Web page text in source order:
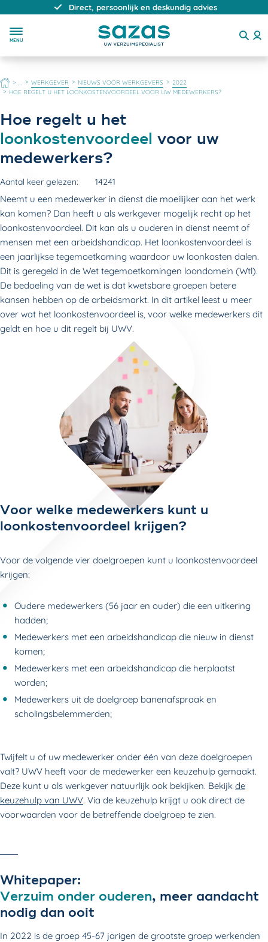
Direct, persoonlijk en deskundig advies
MENU
HOME WERKGEVER NIEUWS VOOR WERKGEVERS
2022
HOE REGELT U HET LOONKOSTENVOORDEEL VOOR UW MEDEWERKERS?
Hoe regelt u het
loonkostenvoordeel voor uw
medewerkers?
Aantal keer gelezen: 14241
Neemt u een medewerker in dienst die moeilijker aan het werk
kan komen? Dan heeft u als werkgever mogelijk recht op het
loonkostenvoordeel. Dit kan als u ouderen in dienst neemt of
mensen met een arbeidshandicap. Het loonkostenvoordeel is
een jaarlijkse tegemoetkoming waardoor uw loonkosten dalen.
Dit is geregeld in de Wet tegemoetkomingen loondomein (Wtl).
De bedoeling van de wet is dat kwetsbare groepen betere
kansen hebben op de arbeidsmarkt. In dit artikel leest u meer
over wat het loonkostenvoordeel is, voor welke medewerkers dit
geldt en hoe u dit regelt bij UWV.
Voor welke medewerkers kunt u
loonkostenvoordeel krijgen?
Voor de volgende vier doelgroepen kunt u loonkostenvoordeel
krijgen:
Oudere medewerkers (56 jaar en ouder) die een uitkering
hadden;
Medewerkers met een arbeidshandicap die nieuw in dienst
komen;
Medewerkers met een arbeidshandicap die herplaatst
worden;
Medewerkers uit de doelgroep banenafspraak en
scholingsbelemmerden;
Twijfelt u of uw medewerker onder één van deze doelgroepen
valt? UWV heeft voor de medewerker een keuzehulp gemaakt.
Deze kunt u als werkgever natuurlijk ook bekijken. Bekijk de
keuzehulp van UWV. Via de keuzehulp krijgt u ook direct de
voorwaarden voor de betreffende doelgroep te zien.
Whitepaper:
Verzuim onder ouderen, meer aandacht
nodig dan ooit
In 2022 is de groep 45-67 jarigen de grootste groep werkenden